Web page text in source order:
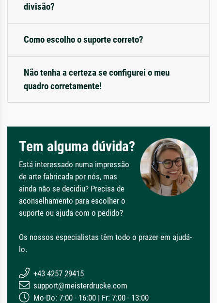
divisão?
Como escolho o suporte correto?
Não tenha a certeza se configurei o meu
quadro corretamente!
Tem alguma dúvida?
Está interessado numa impressão
de arte fabricada por nós, mas
ainda não se decidiu? Precisa de
aconselhamento para escolher o
suporte ou ajuda com o pedido?
Os nossos especialistas têm todo o prazer em ajudá-
lo.
+43 4257 29415
support@meisterdrucke.com
Mo-Do: 7:00 - 16:00 | Fr: 7:00 - 13:00